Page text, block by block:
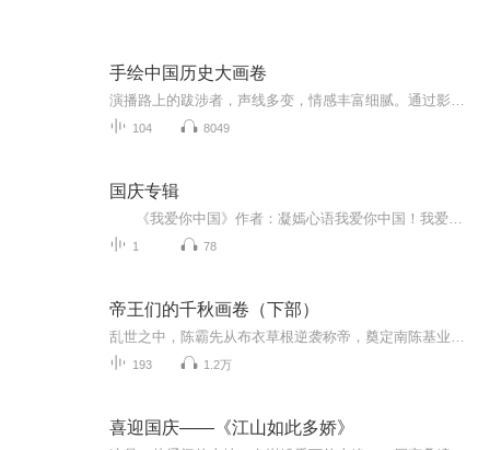
手绘中国历史大画卷
104 8049
国庆专辑
1 78
帝王们的千秋画卷（下部）
193 1.2万
喜迎国庆——《江山如此多娇》